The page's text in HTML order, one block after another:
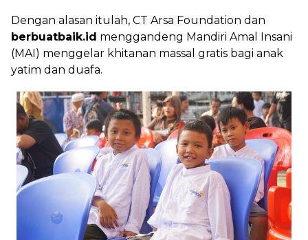
Dengan alasan itulah, CT Arsa Foundation dan
berbuatbaik.id menggandeng Mandiri Amal Insani
(MAI) menggelar khitanan massal gratis bagi anak
yatim dan duafa.